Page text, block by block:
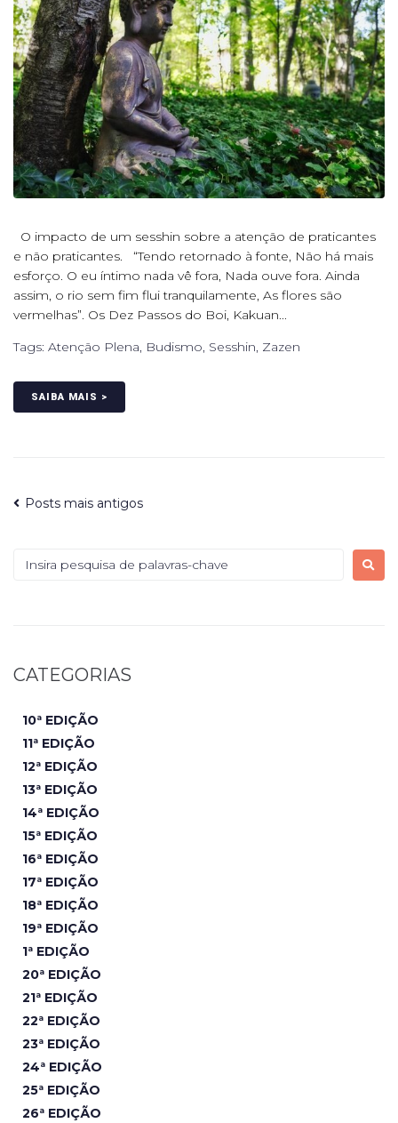
O impacto de um sesshin sobre a atenção de praticantes
e não praticantes. “Tendo retornado à fonte, Não há mais
esforço. O eu íntimo nada vê fora, Nada ouve fora. Ainda
assim, o rio sem fim flui tranquilamente, As flores são
vermelhas”. Os Dez Passos do Boi, Kakuan...
Tags: Atenção Plena, Budismo, Sesshin, Zazen
SAIBA MAIS >
Posts mais antigos
CATEGORIAS
10ª EDIÇÃO
11ª EDIÇÃO
12ª EDIÇÃO
13ª EDIÇÃO
14ª EDIÇÃO
15ª EDIÇÃO
16ª EDIÇÃO
17ª EDIÇÃO
18ª EDIÇÃO
19ª EDIÇÃO
1ª EDIÇÃO
20ª EDIÇÃO
21ª EDIÇÃO
22ª EDIÇÃO
23ª EDIÇÃO
24ª EDIÇÃO
25ª EDIÇÃO
26ª EDIÇÃO